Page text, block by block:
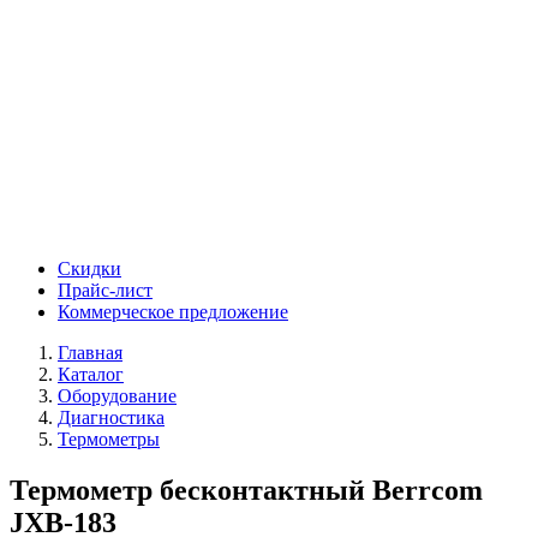
Скидки
Прайс-лист
Коммерческое предложение
Главная
Каталог
Оборудование
Диагностика
Термометры
Термометр бесконтактный Berrcom
JXB-183